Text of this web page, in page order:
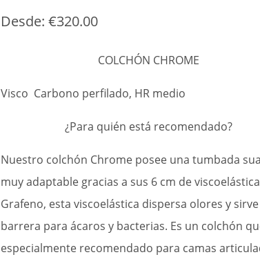
Desde:€320.00
COLCHÓN CHROME
Visco Carbono perfilado, HR medio
¿Para quién está recomendado?
Nuestro colchón Chrome posee una tumbada
muy adaptable gracias a sus 6 cm de
Grafeno, esta viscoelástica dispersa olores y
barrera para ácaros y bacterias. Es un colchón
especialmente recomendado para camas